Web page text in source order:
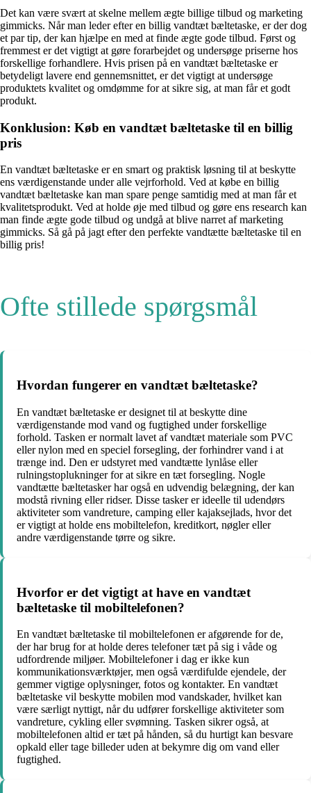
Det kan være svært at skelne mellem ægte billige tilbud og marketing
gimmicks. Når man leder efter en billig vandtæt bæltetaske, er der dog
et par tip, der kan hjælpe en med at finde ægte gode tilbud. Først og
fremmest er det vigtigt at gøre forarbejdet og undersøge priserne hos
forskellige forhandlere. Hvis prisen på en vandtæt bæltetaske er
betydeligt lavere end gennemsnittet, er det vigtigt at undersøge
produktets kvalitet og omdømme for at sikre sig, at man får et godt
produkt.
Konklusion: Køb en vandtæt bæltetaske til en billig
pris
En vandtæt bæltetaske er en smart og praktisk løsning til at beskytte
ens værdigenstande under alle vejrforhold. Ved at købe en billig
vandtæt bæltetaske kan man spare penge samtidig med at man får et
kvalitetsprodukt. Ved at holde øje med tilbud og gøre ens research kan
man finde ægte gode tilbud og undgå at blive narret af marketing
gimmicks. Så gå på jagt efter den perfekte vandtætte bæltetaske til en
billig pris!
Ofte stillede spørgsmål
Hvordan fungerer en vandtæt bæltetaske?
En vandtæt bæltetaske er designet til at beskytte dine
værdigenstande mod vand og fugtighed under forskellige
forhold. Tasken er normalt lavet af vandtæt materiale som PVC
eller nylon med en speciel forsegling, der forhindrer vand i at
trænge ind. Den er udstyret med vandtætte lynlåse eller
rulningstoplukninger for at sikre en tæt forsegling. Nogle
vandtætte bæltetasker har også en udvendig belægning, der kan
modstå rivning eller ridser. Disse tasker er ideelle til udendørs
aktiviteter som vandreture, camping eller kajaksejlads, hvor det
er vigtigt at holde ens mobiltelefon, kreditkort, nøgler eller
andre værdigenstande tørre og sikre.
Hvorfor er det vigtigt at have en vandtæt
bæltetaske til mobiltelefonen?
En vandtæt bæltetaske til mobiltelefonen er afgørende for de,
der har brug for at holde deres telefoner tæt på sig i våde og
udfordrende miljøer. Mobiltelefoner i dag er ikke kun
kommunikationsværktøjer, men også værdifulde ejendele, der
gemmer vigtige oplysninger, fotos og kontakter. En vandtæt
bæltetaske vil beskytte mobilen mod vandskader, hvilket kan
være særligt nyttigt, når du udfører forskellige aktiviteter som
vandreture, cykling eller svømning. Tasken sikrer også, at
mobiltelefonen altid er tæt på hånden, så du hurtigt kan besvare
opkald eller tage billeder uden at bekymre dig om vand eller
fugtighed.